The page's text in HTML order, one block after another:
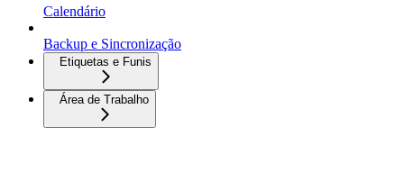
Calendário
Backup e Sincronização
Etiquetas e Funis
Área de Trabalho